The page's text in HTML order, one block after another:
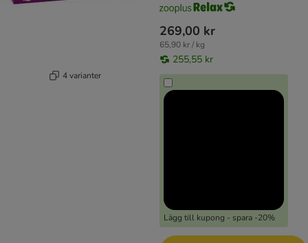
4 varianter
269,00 kr
65,90 kr / kg
255,55 kr
Lägg till kupong - spara -20%